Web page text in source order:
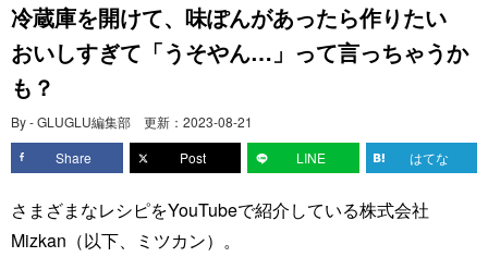
冷蔵庫を開けて、味ぽんがあったら作りたい
おいしすぎて「うそやん…」って言っちゃうか
も？
By - GLUGLU編集部 更新： 2023-08-21
Share
Post LINE はてな
さまざまなレシピをYouTubeで紹介している株式会社
Mizkan（以下、ミツカン）。